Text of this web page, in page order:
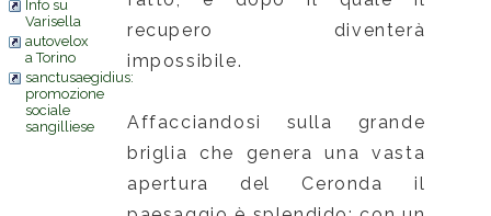
Info su
Varisella
autovelox
a Torino
sanctusaegidius:
promozione
sociale
sangilliese
recupero diventerà
impossibile.
Affacciandosi sulla grande
briglia che genera una vasta
apertura del Ceronda il